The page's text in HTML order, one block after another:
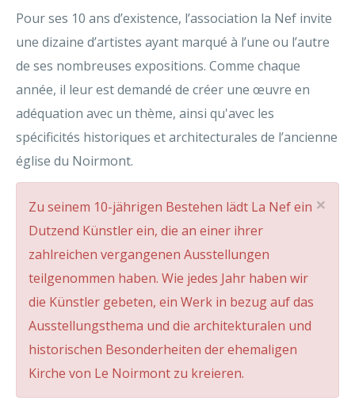
Pour ses 10 ans d’existence, l’association la Nef invite
une dizaine d’artistes ayant marqué à l’une ou l’autre
de ses nombreuses expositions. Comme chaque
année, il leur est demandé de créer une œuvre en
adéquation avec un thème, ainsi qu'avec les
spécificités historiques et architecturales de l’ancienne
église du Noirmont.
×
Zu seinem 10-jährigen Bestehen lädt La Nef ein
Dutzend Künstler ein, die an einer ihrer
zahlreichen vergangenen Ausstellungen
teilgenommen haben. Wie jedes Jahr haben wir
die Künstler gebeten, ein Werk in bezug auf das
Ausstellungsthema und die architekturalen und
historischen Besonderheiten der ehemaligen
Kirche von Le Noirmont zu kreieren.